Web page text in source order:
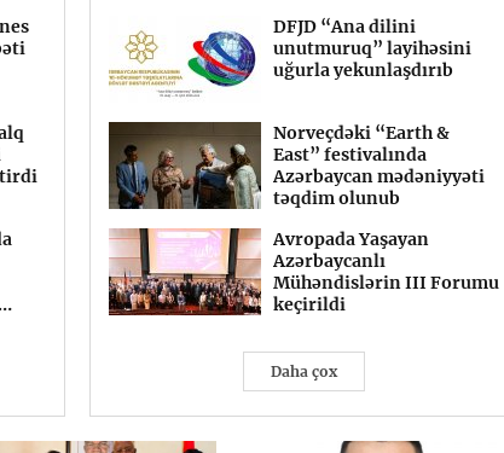
İxracatçılara gömrük
rəsmiləşdirilməsi xərcləri
üzrə kompensasiya
veriləcək
Qeyri-neft-qaz
mallarının ixracına yeni
dəstək mexanizmi:
Sahibkarlara hansı
Mikayıl Cabbarov: "ASAN
xidmət" Azərbaycanın
qlobal brendinə çevrilib"
və
DFJD “Ana dilini
unutmuruq” layihəsini
uğurla yekunlaşdırıb
Norveçdəki “Earth &
East” festivalında
Azərbaycan mədəniyyəti
təqdim olunub
Avropada Yaşayan
Azərbaycanlı
Mühəndislərin III Forumu
keçirildi
Daha çox